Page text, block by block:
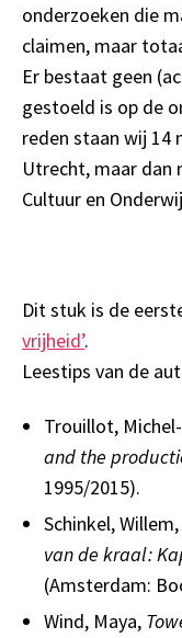
onderzoeken die
claimen, maar
Er bestaat geen
gestoeld is op de
reden staan wij 14
Utrecht, maar dan
Cultuur en
Dit stuk is de
vrijheid’.
Leestips van de
Trouillot,
and the
1995/2015).
Schinkel,
van de kraal:
(Amsterdam:
Wind, Maya,